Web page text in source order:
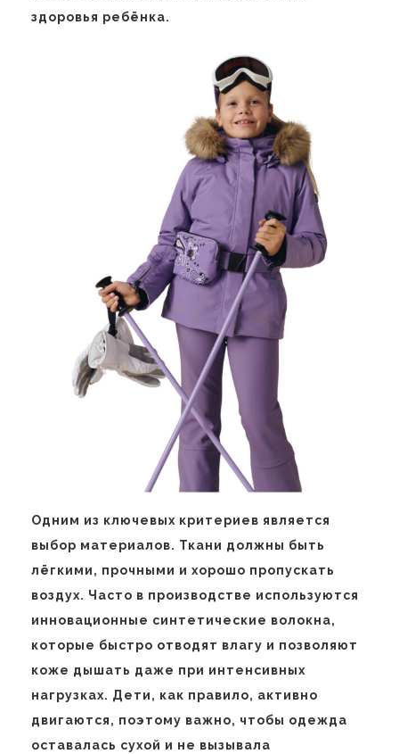
здоровья ребёнка.
Одним из ключевых критериев является
выбор материалов. Ткани должны быть
лёгкими, прочными и хорошо пропускать
воздух. Часто в производстве используются
инновационные синтетические волокна,
которые быстро отводят влагу и позволяют
коже дышать даже при интенсивных
нагрузках. Дети, как правило, активно
двигаются, поэтому важно, чтобы одежда
оставалась сухой и не вызывала